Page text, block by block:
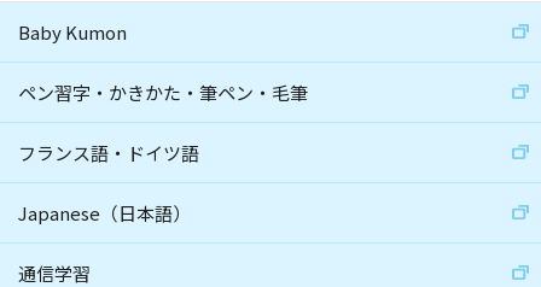
Baby Kumon
ペン習字・かきかた・筆ペン・毛筆
フランス語・ドイツ語
Japanese（日本語）
通信学習